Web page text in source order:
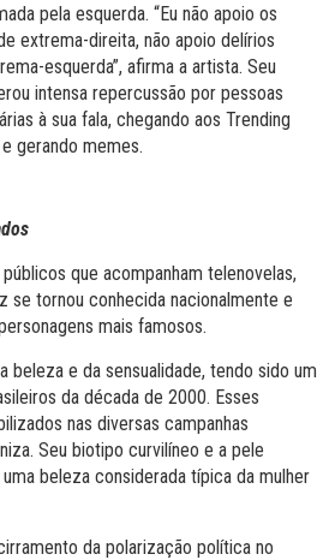
pela esquerda. “Eu não apoio os
extrema-direita, não apoio delírios
esquerda”, afirma a artista. Seu
intensa repercussão por pessoas
à sua fala, chegando aos Trending
gerando memes.
que acompanham telenovelas,
se tornou conhecida nacionalmente e
mais famosos.
beleza e da sensualidade, tendo sido um
da década de 2000. Esses
nas diversas campanhas
Seu biotipo curvilíneo e a pele
beleza considerada típica da mulher
da polarização política no